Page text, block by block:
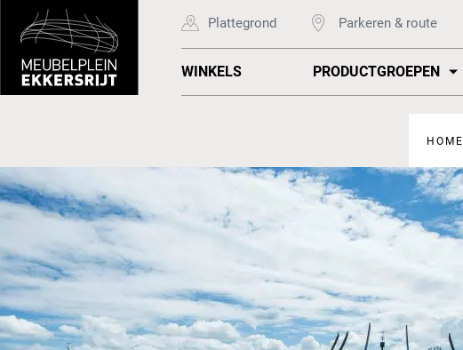
Plattegrond Parkeren & route
WINKELS PRODUCTGROEPEN
HOME